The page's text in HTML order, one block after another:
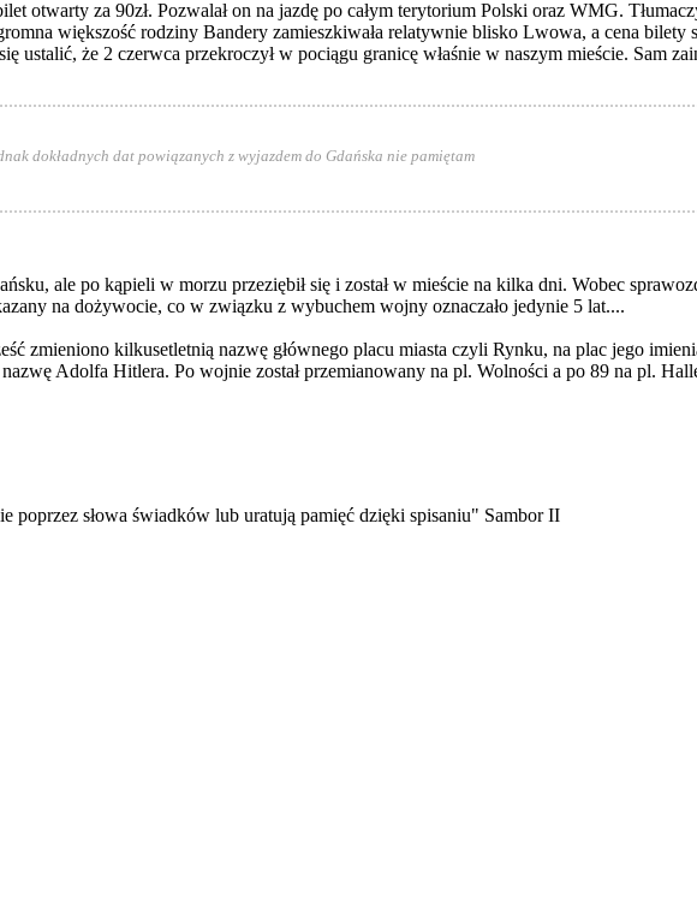
otwarty za 90zł. Pozwalał on na jazdę po całym terytorium Polski oraz WMG.
większość rodziny Bandery zamieszkiwała relatywnie blisko Lwowa, a cena bilety
że 2 czerwca przekroczył w pociągu granicę właśnie w naszym mieście. Sam
dokładnych dat powiązanych z wyjazdem do Gdańska nie pamiętam
ale po kąpieli w morzu przeziębił się i został w mieście na kilka dni. Wobec
na dożywocie, co w związku z wybuchem wojny oznaczało jedynie 5 lat....
zmieniono kilkusetletnią nazwę głównego placu miasta czyli Rynku, na plac jego
Adolfa Hitlera. Po wojnie został przemianowany na pl. Wolności a po 89 na pl.
poprzez słowa świadków lub uratują pamięć dzięki spisaniu" Sambor II